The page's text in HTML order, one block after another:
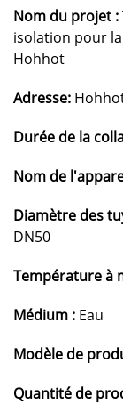
Nom du projet :
isolation pour
Hohhot
Adresse:
Durée de la
Nom de
Diamètre des
DN50
Température à
Médium : Eau
Modèle de
Quantité de